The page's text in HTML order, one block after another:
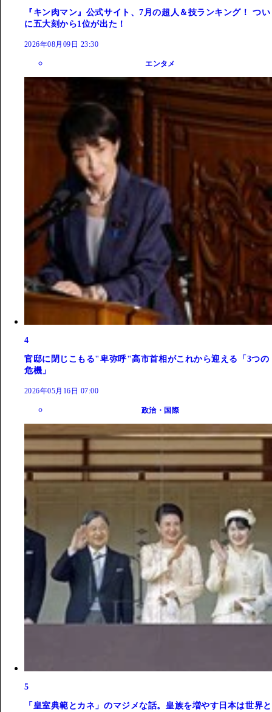
『キン肉マン』公式サイト、7月の超人＆技ランキング！ つい
に五大刻から1位が出た！
2026年08月09日 23:30
エンタメ
4
官邸に閉じこもる"卑弥呼"高市首相がこれから迎える「3つの
危機」
2026年05月16日 07:00
政治・国際
5
「皇室典範とカネ」のマジメな話。皇族を増やす日本は世界と